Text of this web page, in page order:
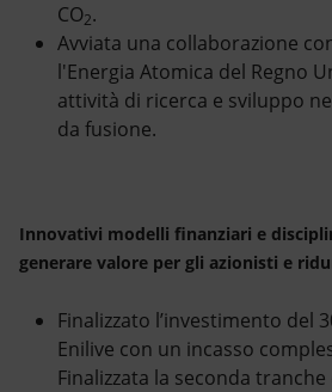
CO2.
Avviata una collaborazione
l'Energia Atomica del Regno
attività di ricerca e sviluppo
da fusione.
Innovativi modelli finanziari e
generare valore per gli azionisti e
Finalizzato l’investimento del
Enilive con un incasso
Finalizzata la seconda